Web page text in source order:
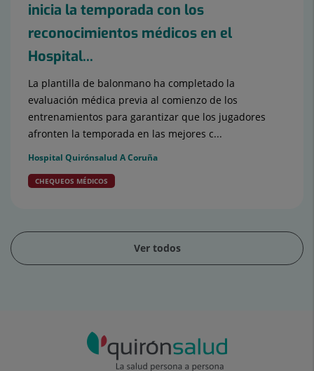
inicia la temporada con los
reconocimientos médicos en el
Hospital...
La plantilla de balonmano ha completado la
evaluación médica previa al comienzo de los
entrenamientos para garantizar que los jugadores
afronten la temporada en las mejores c...
Hospital Quirónsalud A Coruña
CHEQUEOS MÉDICOS
Ver todos